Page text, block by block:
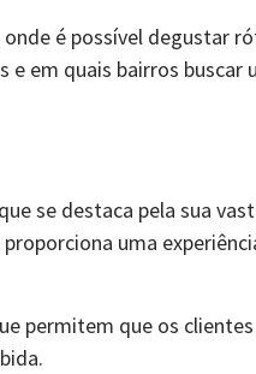
é possível degustar
em quais bairros buscar
se destaca pela sua
uma
permitem que os